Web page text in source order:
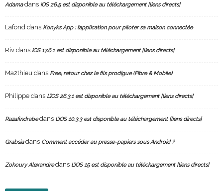
Adamadans iOS 26.5 est disponible au téléchargement [liens directs]
Lafond dans Konyks App : l’application pour piloter sa maison connectée
Riv dans iOS 17.6.1 est disponible au téléchargement [liens directs]
Ma2thieu dans Free, retour chez le fils prodigue (Fibre & Mobile)
Philippe dans L’iOS 26.3.1 est disponible au téléchargement [liens directs]
Razafindrabedans L’iOS 10.3.3 est disponible au téléchargement [liens directs]
Grabsiadans Comment accéder au presse-papiers sous Android ?
Zohoury Alexandredans L’iOS 15 est disponible au téléchargement [liens directs]